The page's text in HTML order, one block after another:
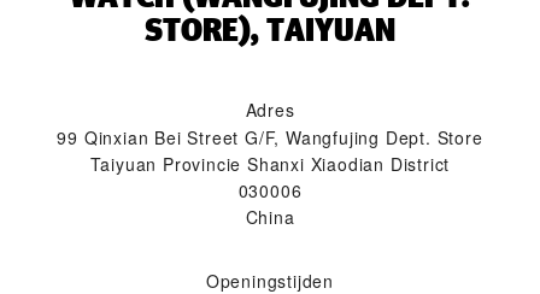
STORE), TAIYUAN‬
Adres
99 Qinxian Bei Street G/F, Wangfujing Dept. Store
Taiyuan Provincie Shanxi Xiaodian District
030006
China
Openingstijden